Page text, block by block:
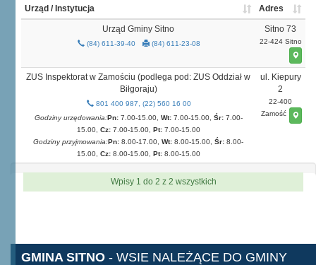
Urząd / Instytucja Adres
Urząd Gminy Sitno
(84) 611-39-40 (84) 611-23-08
Sitno 73
22-424 Sitno
ZUS Inspektorat w Zamościu (podlega pod: ZUS Oddział w
Biłgoraju)
801 400 987, (22) 560 16 00
Godziny urzędowania:Pn:7.00-15.00, Wt:7.00-15.00, Śr:7.00-
15.00, Cz:7.00-15.00, Pt:7.00-15.00
Godziny przyjmowania:Pn: 8.00-17.00, Wt: 8.00-15.00, Śr: 8.00-
15.00, Cz:8.00-15.00, Pt:8.00-15.00
ul. Kiepury
2
22-400
Zamość
Wpisy 1 do 2 z 2 wszystkich
GMINA SITNO - WSIE NALEŻĄCE DO GMINY